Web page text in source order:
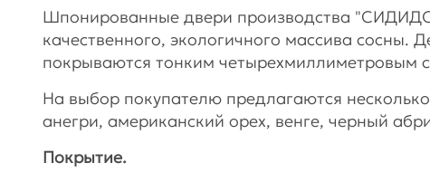
Шпонированные двери производства
качественного, экологичного массива сосны.
покрываются тонким четырехмиллиметровым
На выбор покупателю предлагаются
анегри, американский орех, венге, черный
Покрытие.